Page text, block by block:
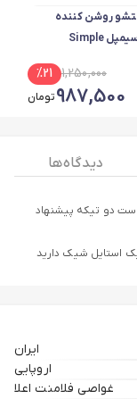
روشن کننده
پوست سیمپل Simple
حجم 150 میل1,250,000
%21
987,500تومان
دیدگاه ها
ست دو تیکه پیشنهاد
یک استایل شیک دارید
ایران
اروپایی
غواصی فلامنت اعلا